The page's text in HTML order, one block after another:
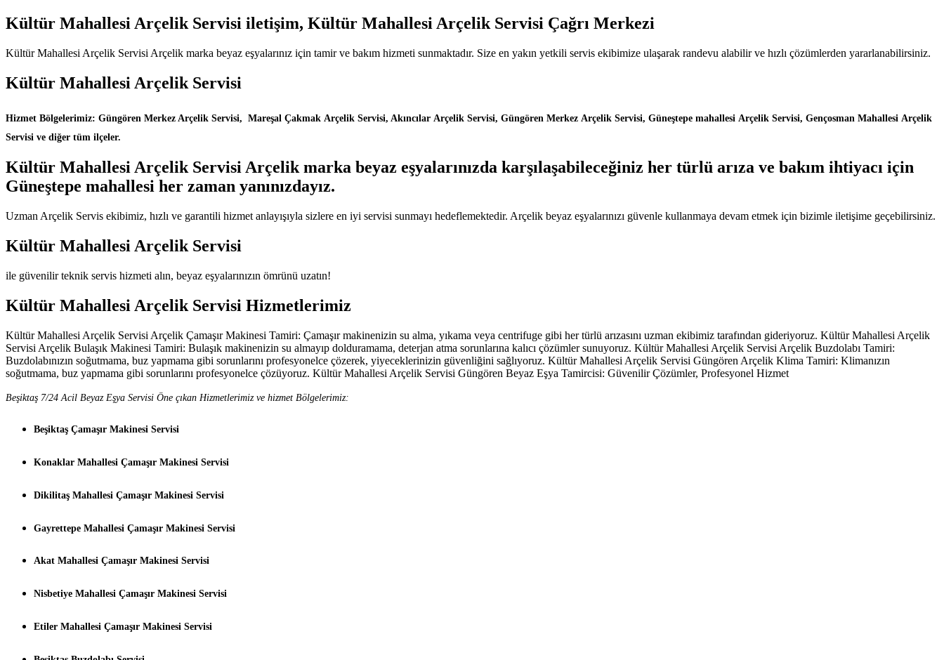
Kültür Mahallesi Arçelik Servisi iletişim, Kültür Mahallesi Arçelik Servisi Çağrı Merkezi
Kültür Mahallesi Arçelik Servisi Arçelik marka beyaz eşyalarınız için tamir ve bakım hizmeti sunmaktadır. Size en yakın yetkili servis ekibimize ulaşarak randevu alabilir ve hızlı çözümlerden yararlanabilirsiniz.
Kültür Mahallesi Arçelik Servisi
Hizmet Bölgelerimiz: Güngören Merkez Arçelik Servisi, Mareşal Çakmak Arçelik Servisi, Akıncılar Arçelik Servisi, Güngören Merkez Arçelik Servisi, Güneştepe mahallesi Arçelik Servisi, Gençosman Mahallesi Arçelik
Servisi ve diğer tüm ilçeler.
Kültür Mahallesi Arçelik Servisi Arçelik marka beyaz eşyalarınızda karşılaşabileceğiniz her türlü arıza ve bakım ihtiyacı için
Güneştepe mahallesi her zaman yanınızdayız.
Uzman Arçelik Servis ekibimiz, hızlı ve garantili hizmet anlayışıyla sizlere en iyi servisi sunmayı hedeflemektedir. Arçelik beyaz eşyalarınızı güvenle kullanmaya devam etmek için bizimle iletişime geçebilirsiniz.
Kültür Mahallesi Arçelik Servisi
ile güvenilir teknik servis hizmeti alın, beyaz eşyalarınızın ömrünü uzatın!
Kültür Mahallesi Arçelik Servisi Hizmetlerimiz
Kültür Mahallesi Arçelik Servisi Arçelik Çamaşır Makinesi Tamiri: Çamaşır makinenizin su alma, yıkama veya centrifuge gibi her türlü arızasını uzman ekibimiz tarafından gideriyoruz. Kültür Mahallesi Arçelik
Servisi Arçelik Bulaşık Makinesi Tamiri: Bulaşık makinenizin su almayıp dolduramama, deterjan atma sorunlarına kalıcı çözümler sunuyoruz. Kültür Mahallesi Arçelik Servisi Arçelik Buzdolabı Tamiri:
Buzdolabınızın soğutmama, buz yapmama gibi sorunlarını profesyonelce çözerek, yiyeceklerinizin güvenliğini sağlıyoruz. Kültür Mahallesi Arçelik Servisi Güngören Arçelik Klima Tamiri: Klimanızın
soğutmama, buz yapmama gibi sorunlarını profesyonelce çözüyoruz. Kültür Mahallesi Arçelik Servisi Güngören Beyaz Eşya Tamircisi: Güvenilir Çözümler, Profesyonel Hizmet
Beşiktaş 7/24 Acil Beyaz Eşya Servisi Öne çıkan Hizmetlerimiz ve hizmet Bölgelerimiz:
Beşiktaş Çamaşır Makinesi Servisi
Konaklar Mahallesi Çamaşır Makinesi Servisi
Dikilitaş Mahallesi Çamaşır Makinesi Servisi
Gayrettepe Mahallesi Çamaşır Makinesi Servisi
Akat Mahallesi Çamaşır Makinesi Servisi
Nisbetiye Mahallesi Çamaşır Makinesi Servisi
Etiler Mahallesi Çamaşır Makinesi Servisi